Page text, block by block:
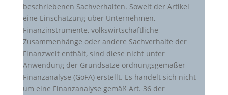
beschriebenen Sachverhalten. Soweit der Artikel
eine Einschätzung über Unternehmen,
Finanzinstrumente, volkswirtschaftliche
Zusammenhänge oder andere Sachverhalte der
Finanzwelt enthält, sind diese nicht unter
Anwendung der Grundsätze ordnungsgemäßer
Finanzanalyse (GoFA) erstellt. Es handelt sich nicht
um eine Finanzanalyse gemäß Art. 36 der